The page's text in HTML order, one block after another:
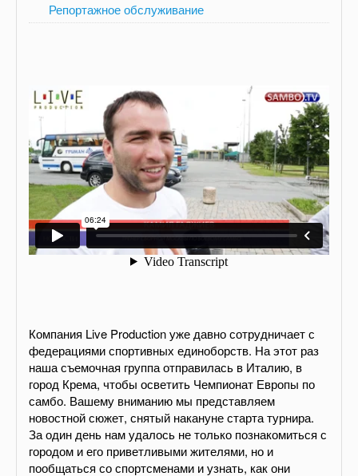
Репортажное обслуживание
Компания Live Production уже давно сотрудничает с
федерациями спортивных единоборств. На этот раз
наша съемочная группа отправилась в Италию, в
город Крема, чтобы осветить Чемпионат Европы по
самбо. Вашему вниманию мы представляем
новостной сюжет, снятый накануне старта турнира.
За один день нам удалось не только познакомиться с
городом и его приветливыми жителями, но и
пообщаться со спортсменами и узнать, как они